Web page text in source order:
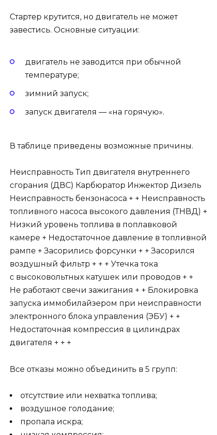
Стартер крутится, но двигатель не может
завестись. Основные ситуации:
двигатель не заводится при обычной
температуре;
зимний запуск;
запуск двигателя — «на горячую».
В таблице приведены возможные причины.
Неисправность Тип двигателя внутреннего
сгорания (ДВС) Карбюратор Инжектор Дизель
Неисправность бензонасоса + + Неисправность
топливного насоса высокого давления (ТНВД) +
Низкий уровень топлива в поплавковой
камере + Недостаточное давление в топливной
рампе + Засорились форсунки + + Засорился
воздушный фильтр + + + Утечка тока
с высоковольтных катушек или проводов + +
Не работают свечи зажигания + + Блокировка
запуска иммобилайзером при неисправности
электронного блока управления (ЭБУ) + +
Недостаточная компрессия в цилиндрах
двигателя + + +
Все отказы можно объединить в 5 групп:
отсутствие или нехватка топлива;
воздушное голодание;
пропала искра;